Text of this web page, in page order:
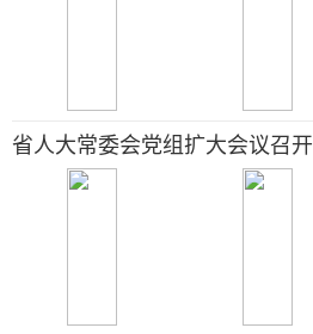
省人大常委会党组扩大会议召开